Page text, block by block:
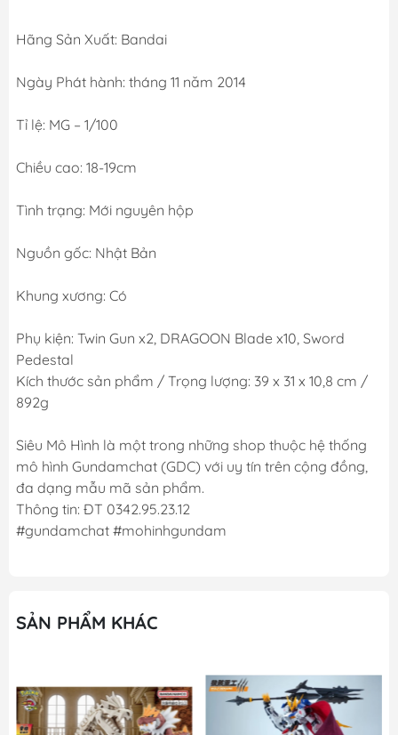
Hãng Sản Xuất: Bandai
Ngày Phát hành: tháng 11 năm 2014
Tỉ lệ: MG – 1/100
Chiều cao: 18-19cm
Tình trạng: Mới nguyên hộp
Nguồn gốc: Nhật Bản
Khung xương: Có
Phụ kiện: Twin Gun x2, DRAGOON Blade x10, Sword
Pedestal
Kích thước sản phẩm / Trọng lượng: 39 x 31 x 10,8 cm /
892g
Siêu Mô Hình là một trong những shop thuộc hệ thống
mô hình Gundamchat (GDC) với uy tín trên cộng đồng,
đa dạng mẫu mã sản phẩm.
Thông tin: ĐT 0342.95.23.12
#gundamchat #mohinhgundam
SẢN PHẨM KHÁC